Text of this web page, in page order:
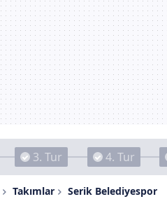
3. Tur 4. Tur
Takımlar Serik Belediyespor